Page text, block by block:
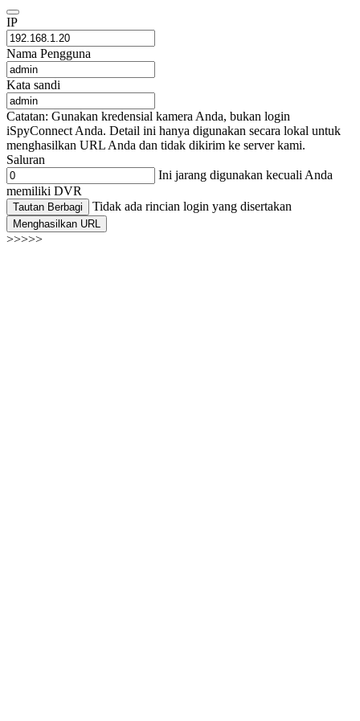
IP
Nama Pengguna
Kata sandi
Catatan: Gunakan kredensial kamera Anda, bukan login
iSpyConnect Anda. Detail ini hanya digunakan secara lokal untuk
menghasilkan URL Anda dan tidak dikirim ke server kami.
Saluran
Ini jarang digunakan kecuali Anda
memiliki DVR
Tautan Berbagi Tidak ada rincian login yang disertakan
Menghasilkan URL
>>>>>